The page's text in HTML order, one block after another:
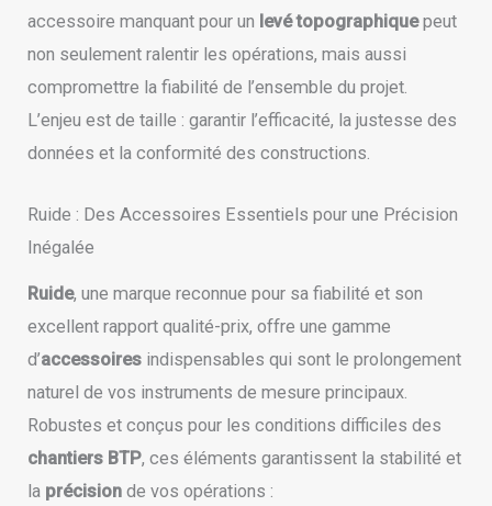
accessoire manquant pour un levé topographiquepeut
non seulement ralentir les opérations, mais aussi
compromettre la fiabilité de l’ensemble du projet.
L’enjeu est de taille : garantir l’efficacité, la justesse des
données et la conformité des constructions.
Ruide : Des Accessoires Essentiels pour une Précision
Inégalée
Ruide, une marque reconnue pour sa fiabilité et son
excellent rapport qualité-prix, offre une gamme
d’accessoires indispensables qui sont le prolongement
naturel de vos instruments de mesure principaux.
Robustes et conçus pour les conditions difficiles des
chantiers BTP, ces éléments garantissent la stabilité et
la précision de vos opérations :